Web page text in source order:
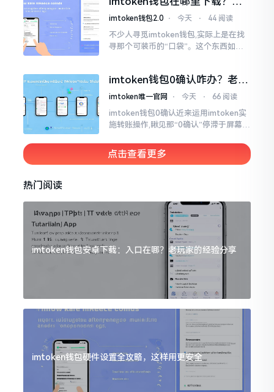
手教你几招避坑
imtoken钱包2.0 ⋅ 今天 ⋅ 44 阅读
不少人寻觅imtoken钱包,实际上是在找
寻那个可装币的“口袋”。这个东西如今
持。
imtoken钱包0确认咋办？老手
教你几招快速解决
imtoken唯一官网 ⋅ 今天 ⋅ 66 阅读
imtoken钱包0确认近来运用imtoken实
施转账操作,瞅见那“0确认”停滞于屏幕之
儿恰似前往银行进行排队,前方之人众多,
你仅有干巴巴等待其一途。
点击查看更多
热门阅读
imtoken钱包安卓下载：入口在哪？老玩家的经验分享
imtoken钱包硬件设置全攻略，这样用更安全